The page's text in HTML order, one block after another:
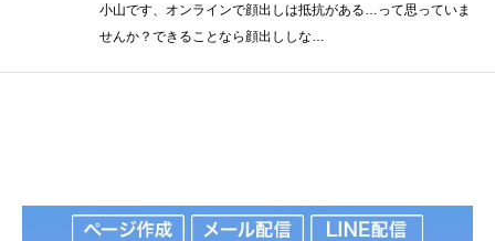
小山です、オンラインで顔出しは抵抗がある…って思っていま
せんか？できることなら顔出ししな…
プロフィール